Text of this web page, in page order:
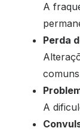
A
Perda
A